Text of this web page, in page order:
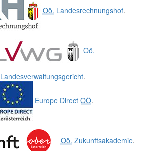
Oö. Landesrechnungshof.
Oö.
Landesverwaltungsgericht.
Europe Direct OÖ.
Oö. Zukunftsakademie.